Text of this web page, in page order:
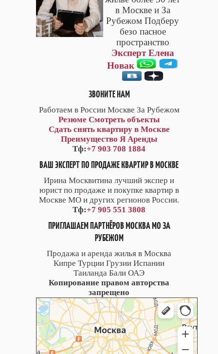
в Москве и За
Рубежом Подберу
безо пасное
пространство
Эксперт Елена
Новак
ЗВОНИТЕ НАМ
Работаем в России Москве За Рубежом
Резюме Смотреть объекты
Сдать снять квартиру в Москве
Преимущество Я Аренды
Тф:+7 903 708 1884
ВАШ ЭКСПЕРТ ПО ПРОДАЖЕ КВАРТИР В МОСКВЕ
Ирина Москвитина лучший экспер и
юрист по продаже и покупке квартир в
Москве МО и других регионов России.
Тф:+7 905 551 3808
ПРИГЛАШАЕМ ПАРТНЁРОВ МОСКВА МО ЗА
РУБЕЖОМ
Продажа и аренда жилья в Москва
Кипре Турции Грузии Испании
Таиланда Бали ОАЭ
Копирование правом авторства
запрещено